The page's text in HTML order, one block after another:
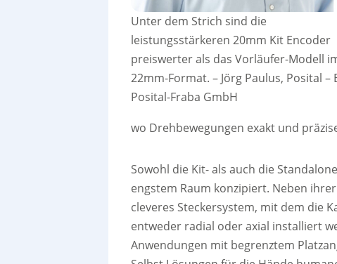
Unter dem Strich sind die
leistungsstärkeren 20mm Kit Encoder
preiswerter als das Vorläufer-Modell
22mm-Format. – Jörg Paulus, Posital –
Posital-Fraba GmbH
wo Drehbewegungen exakt und
Sowohl die Kit- als auch die
engstem Raum konzipiert. Neben
cleveres Steckersystem, mit dem die
entweder radial oder axial installiert
Anwendungen mit begrenztem